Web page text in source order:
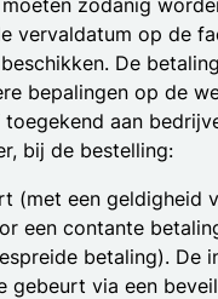
zodanig
vervaldatum op de
De
bepalingen op de
aan
bij de bestelling:
(met een geldigheid
een contante
betaling). De
gebeurt via een